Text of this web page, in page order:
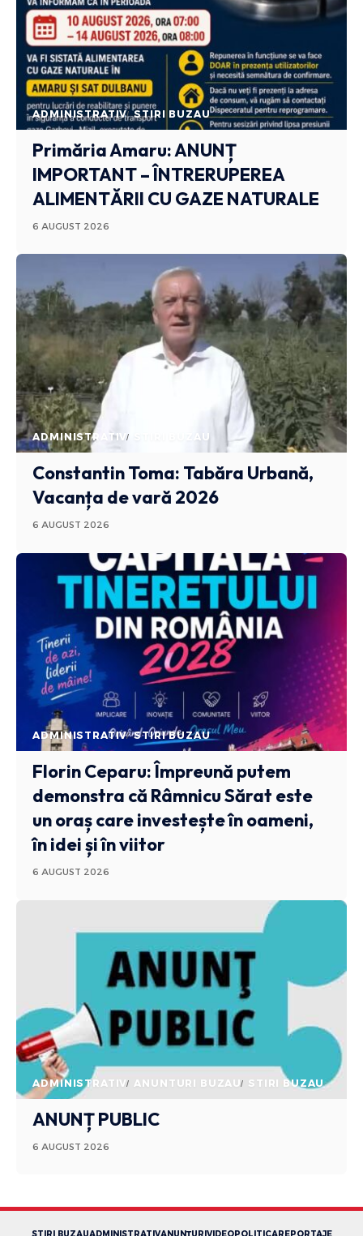
ADMINISTRATIV STIRI BUZAU
Primăria Amaru: ANUNȚ
IMPORTANT – ÎNTRERUPEREA
ALIMENTĂRII CU GAZE NATURALE
6 AUGUST 2026
ADMINISTRATIV STIRI BUZAU
Constantin Toma: Tabăra Urbană,
Vacanța de vară 2026
6 AUGUST 2026
ADMINISTRATIV STIRI BUZAU
Florin Ceparu: Împreună putem
demonstra că Râmnicu Sărat este
un oraș care investește în oameni,
în idei și în viitor
6 AUGUST 2026
ADMINISTRATIV ANUNTURI BUZAU STIRI BUZAU
ANUNȚ PUBLIC
6 AUGUST 2026